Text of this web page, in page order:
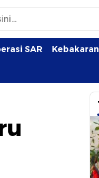
SAR Kebakaran